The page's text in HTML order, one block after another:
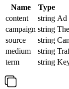
Name Type
content
string Ad
campaign string
source
string
medium
string
term
string